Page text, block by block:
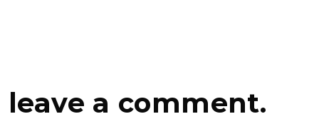
leave a comment.